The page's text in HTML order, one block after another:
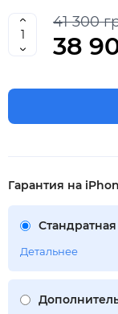
41 300
38
Гарантия на
Детальнее